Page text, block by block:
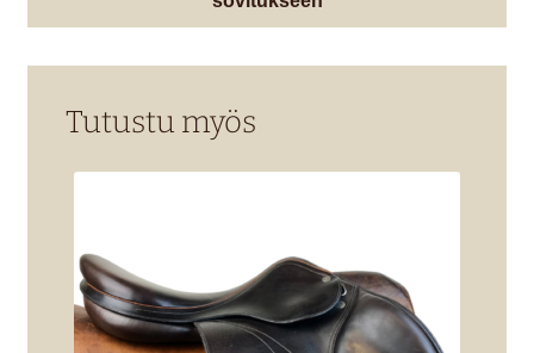
Tutustu myös